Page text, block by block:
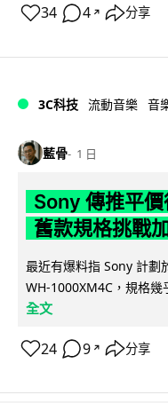
34 4 ↗ 分享
3C科技 流動音樂 音
藍骨 1 日
Sony 傳推平
舊款規格挑戰
最近有爆料指 Sony 計劃
WH-1000XM4C，規格
全文
24 9 ↗ 分享